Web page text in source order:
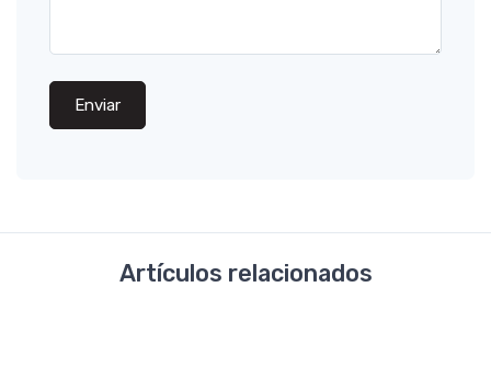
Enviar
Artículos relacionados